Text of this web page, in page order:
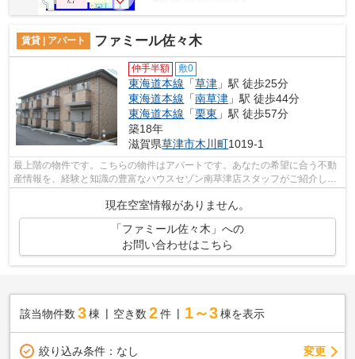
賃貸 | アパート ファミール佐々木
仲手半額 敷0
東海道本線 「草津 」駅 徒歩25分
東海道本線 「南草津 」駅 徒歩44分
東海道本線 「栗東 」駅 徒歩57分
築18年
滋賀県草津市木川町1019-1
最上階の物件です。こちらの物件はアパートです。あなたの希望に合う不動
産情報を、経験と知識の豊富なハウスセゾン南草津店スタッフがご紹介しま
現在空室情報がありません。
「ファミール佐々木」への
お問い合わせはこちら
該当物件数 3棟 空き数 2 件 1～3 棟を表示
絞り込み条件： なし 変更